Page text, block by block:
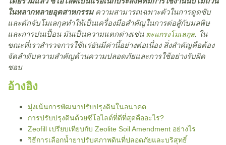
ในหลากหลายอุตสาหกรรมความสามารถเฉพาะตัวในการดูดซับ
และดักจับโมเลกุลทำให้เป็นเครื่องมือสำคัญในการต่อสู้กับมลพิษ
และการปนเปื้อน มันเป็นความแตกต่างเช่น ตะแกรงโมเลกุล. ใน
ขณะที่เราสำรวจการใช้แร่อันมีค่านี้อย่างต่อเนื่อง สิ่งสำคัญคือต้อง
จัดลำดับความสำคัญด้านความปลอดภัยและการใช้อย่างรับผิด
ชอบ
อ้างอิง
มุ่งเน้นการพัฒนาปรับปรุงดินในอนาคต
การปรับปรุงดินด้วยซีโอไลต์ที่ดีที่สุดคืออะไร?
Zeofill เปรียบเทียบกับ Zeolite Soil Amendment อย่างไร
วิธีการเลือกน้ำยาปรับสภาพดินที่ปลอดภัยและบริสุทธิ์